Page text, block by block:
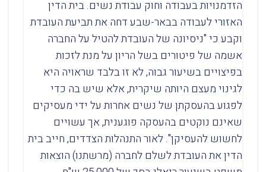
הזדמנויות בעבודה וחוק עבודת נשים. בית הדין
האזורי לעבודה בבאר-שבע דחה את תביעת העובדת
וקבע כי "ניסיונה של העובדת להטיל על החברה
אשמה של פיטורים בשל הריון על מנת לזכות
בפיצויים בשיעור גבוה, לא זו בלבד שראויה היא
לגינוי מעצם היותה שיקרית, אלא שיש בה כדי
לפגוע בהעסקתן של נשים אחרות על ידי מעסיקים
שאינם נוקטים בהעסקה פוגענית, אך עשויים
לחשוש להעסיקן". לאור התנהלות הצדדים, חייב בית
הדין את העובדת לשלם לחברה (מרשתנו) הוצאות